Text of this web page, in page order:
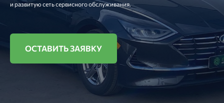
и развитую сеть сервисного обслуживания.
ОСТАВИТЬ ЗАЯВКУ